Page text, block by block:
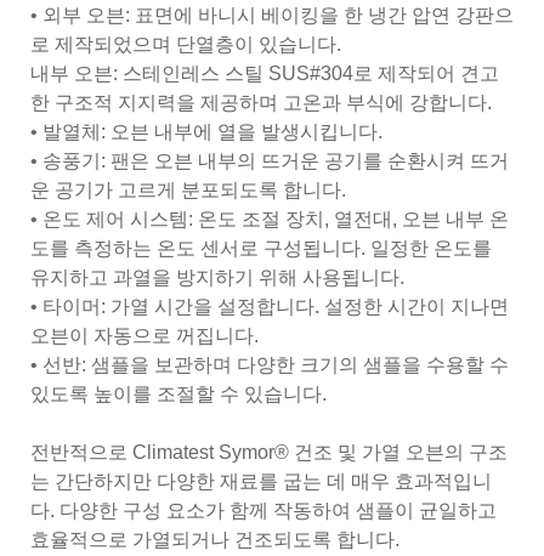
• 외부 오븐: 표면에 바니시 베이킹을 한 냉간 압연 강판으
로 제작되었으며 단열층이 있습니다.
내부 오븐: 스테인레스 스틸 SUS#304로 제작되어 견고
한 구조적 지지력을 제공하며 고온과 부식에 강합니다.
• 발열체: 오븐 내부에 열을 발생시킵니다.
• 송풍기: 팬은 오븐 내부의 뜨거운 공기를 순환시켜 뜨거
운 공기가 고르게 분포되도록 합니다.
• 온도 제어 시스템: 온도 조절 장치, 열전대, 오븐 내부 온
도를 측정하는 온도 센서로 구성됩니다. 일정한 온도를
유지하고 과열을 방지하기 위해 사용됩니다.
• 타이머: 가열 시간을 설정합니다. 설정한 시간이 지나면
오븐이 자동으로 꺼집니다.
• 선반: 샘플을 보관하며 다양한 크기의 샘플을 수용할 수
있도록 높이를 조절할 수 있습니다.
전반적으로 Climatest Symor® 건조 및 가열 오븐의 구조
는 간단하지만 다양한 재료를 굽는 데 매우 효과적입니
다. 다양한 구성 요소가 함께 작동하여 샘플이 균일하고
효율적으로 가열되거나 건조되도록 합니다.